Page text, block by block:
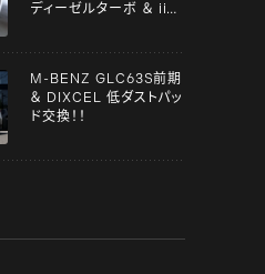
ディーゼルターボ ＆ iiD
M-BENZ GLC63S前期
＆ DIXCEL 低ダストパッ
ド交換！！